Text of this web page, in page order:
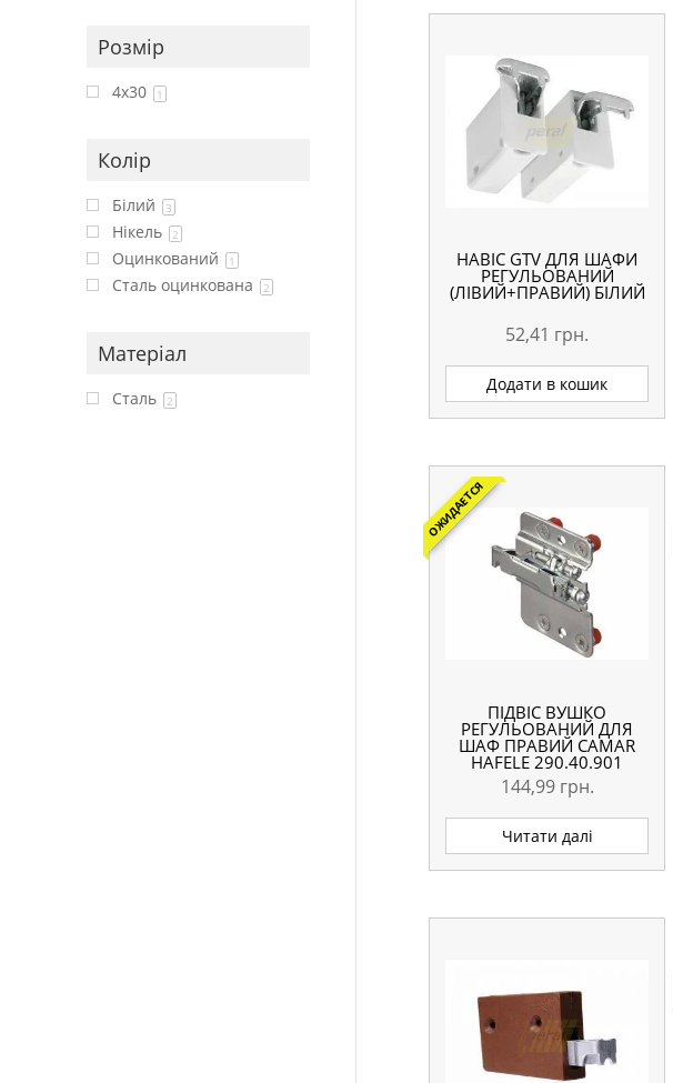
НАВІС GTV ДЛЯ ШАФИ
РЕГУЛЬОВАНИЙ
(ЛІВИЙ+ПРАВИЙ) БІЛИЙ
52,41 грн.
Додати в кошик
ОЖИДАЕТСЯ
ПІДВІС ВУШКО
РЕГУЛЬОВАНИЙ ДЛЯ
ШАФ ПРАВИЙ CAMAR
HAFELE 290.40.901
144,99 грн.
Читати далі
Розмір
4x30 1
Колір
Білий 3
Нікель 2
Оцинкований 1
Сталь оцинкована 2
Матеріал
Сталь 2